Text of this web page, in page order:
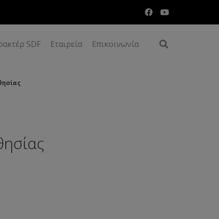
SDF Εταιρεία Επικοινωνία